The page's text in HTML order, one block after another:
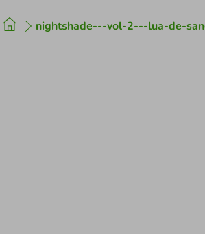
nightshade---vol-2---lua-de-
2º cafeteira